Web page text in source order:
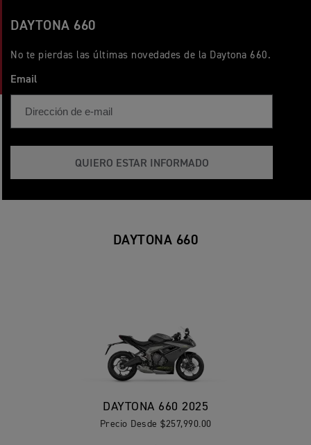
DAYTONA 660
No te pierdas las últimas novedades de la Daytona 660.
Email
QUIERO ESTAR INFORMADO
DAYTONA 660
DAYTONA 660 2025
Precio Desde $257,990.00